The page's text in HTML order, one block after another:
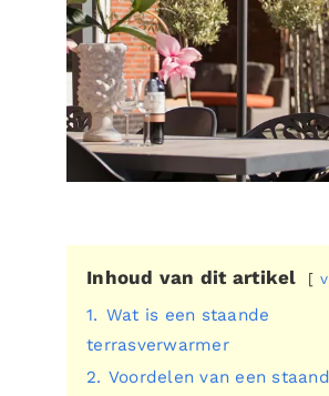
Inhoud van dit artikel
1. Wat is een staande
terrasverwarmer
2. Voordelen van een